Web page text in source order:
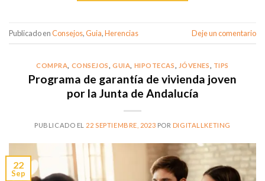
Publicado enConsejos,Guia,Herencias Deje un comentario
COMPRA CONSEJOS ,GUIA HIPOTECAS JÓVENES TIPS
Programa de garantía de vivienda joven
por la Junta de Andalucía
PUBLICADO EL 22 SEPTIEMBRE, 2023 POR DIGITALLKETING
22
Sep